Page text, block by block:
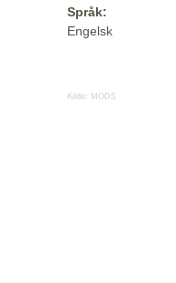
Språk:
Engelsk
Kilde: MODS